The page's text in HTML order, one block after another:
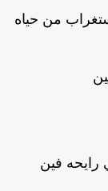
من حياه
فين